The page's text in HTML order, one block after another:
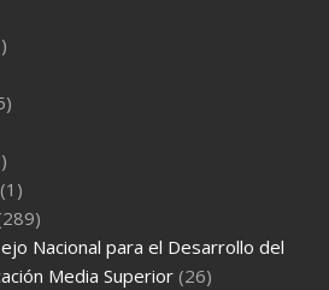
(1)
Nacional para el Desarrollo del
Media Superior (26)